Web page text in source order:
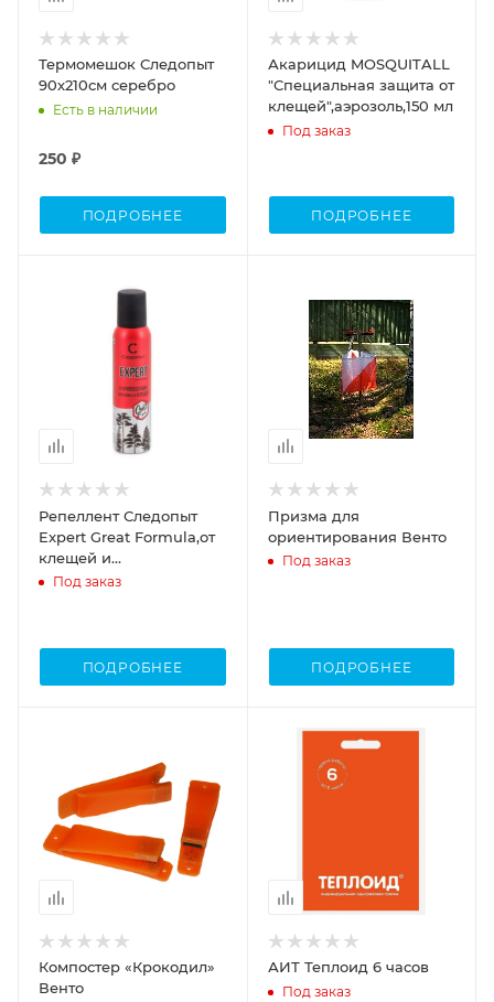
Термомешок Следопыт
90х210см серебро
Есть в наличии
250 ₽
ПОДРОБНЕЕ
Акарицид MOSQUITALL
"Специальная защита от
клещей",аэрозоль,150 мл
Под заказ
ПОДРОБНЕЕ
Репеллент Следопыт
Expert Great Formula,от
клещей и
комаров,аэроз,150мл
Под заказ
ПОДРОБНЕЕ
Призма для
ориентирования Венто
Под заказ
ПОДРОБНЕЕ
Компостер «Крокодил»
Венто
АИТ Теплоид 6 часов
Под заказ